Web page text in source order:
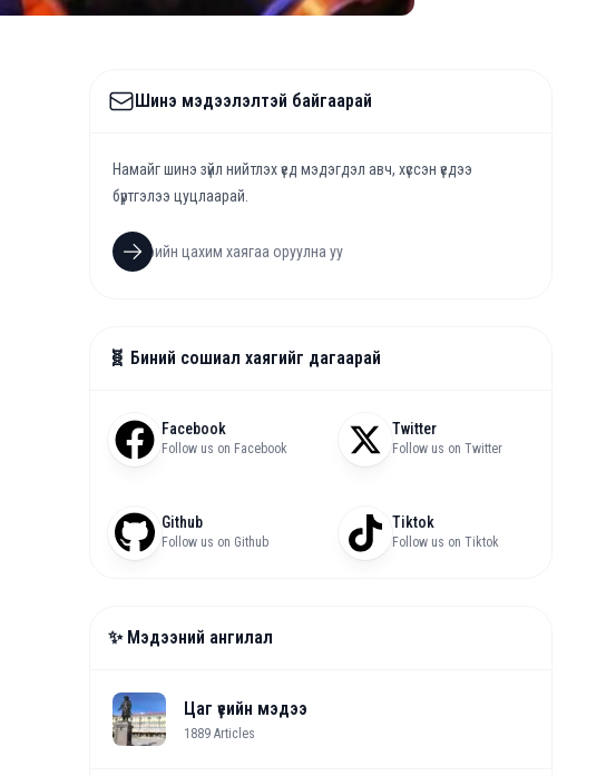
Шинэ мэдээлэлтэй байгаарай
Намайг шинэ зүйл нийтлэх үед мэдэгдэл авч, хүссэн үедээ
бүртгэлээ цуцлаарай.
🧬 Биний сошиал хаягийг дагаарай
Facebook
Follow us on Facebook
Twitter
Follow us on Twitter
Github
Follow us on Github
Tiktok
Follow us on Tiktok
✨ Мэдээний ангилал
Цаг үеийн мэдээ
1889 Articles